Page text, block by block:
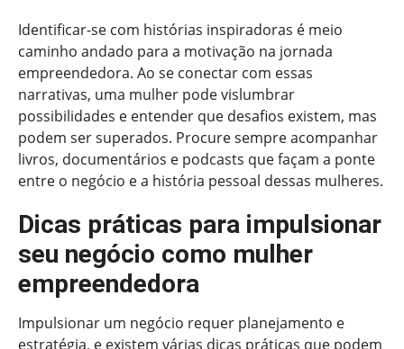
Identificar-se com histórias inspiradoras é meio
caminho andado para a motivação na jornada
empreendedora. Ao se conectar com essas
narrativas, uma mulher pode vislumbrar
possibilidades e entender que desafios existem, mas
podem ser superados. Procure sempre acompanhar
livros, documentários e podcasts que façam a ponte
entre o negócio e a história pessoal dessas mulheres.
Dicas práticas para impulsionar
seu negócio como mulher
empreendedora
Impulsionar um negócio requer planejamento e
estratégia, e existem várias dicas práticas que podem